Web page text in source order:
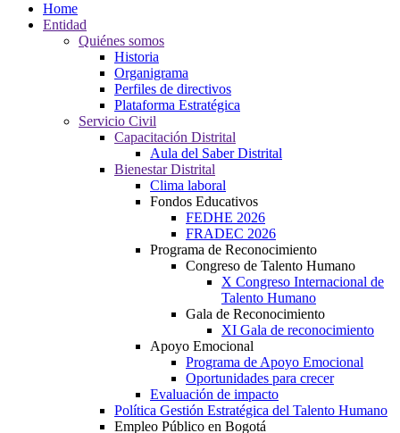
Home
Entidad
Quiénes somos
Historia
Organigrama
Perfiles de directivos
Plataforma Estratégica
Servicio Civil
Capacitación Distrital
Aula del Saber Distrital
Bienestar Distrital
Clima laboral
Fondos Educativos
FEDHE 2026
FRADEC 2026
Programa de Reconocimiento
Congreso de Talento Humano
X Congreso Internacional de
Talento Humano
Gala de Reconocimiento
XI Gala de reconocimiento
Apoyo Emocional
Programa de Apoyo Emocional
Oportunidades para crecer
Evaluación de impacto
Política Gestión Estratégica del Talento Humano
Empleo Público en Bogotá